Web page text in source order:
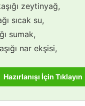
zeytinyağ,
sıcak su,
sumak,
nar ekşisi,
Hazırlanışı İçin Tıklayın